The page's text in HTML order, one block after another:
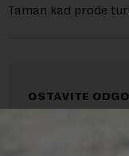
Taman kad prođe
OSTAVITE